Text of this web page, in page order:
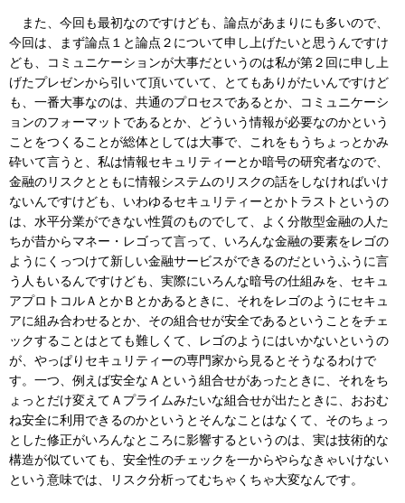
また、今回も最初なのですけども、論点があまりにも多いので、
今回は、まず論点１と論点２について申し上げたいと思うんですけ
ども、コミュニケーションが大事だというのは私が第２回に申し上
げたプレゼンから引いて頂いていて、とてもありがたいんですけど
も、一番大事なのは、共通のプロセスであるとか、コミュニケーシ
ョンのフォーマットであるとか、どういう情報が必要なのかという
ことをつくることが総体としては大事で、これをもうちょっとかみ
砕いて言うと、私は情報セキュリティーとか暗号の研究者なので、
金融のリスクとともに情報システムのリスクの話をしなければいけ
ないんですけども、いわゆるセキュリティーとかトラストというの
は、水平分業ができない性質のものでして、よく分散型金融の人た
ちが昔からマネー・レゴって言って、いろんな金融の要素をレゴの
ようにくっつけて新しい金融サービスができるのだというふうに言
う人もいるんですけども、実際にいろんな暗号の仕組みを、セキュ
アプロトコルＡとかＢとかあるときに、それをレゴのようにセキュ
アに組み合わせるとか、その組合せが安全であるということをチェ
ックすることはとても難しくて、レゴのようにはいかないというの
が、やっぱりセキュリティーの専門家から見るとそうなるわけで
す。一つ、例えば安全なＡという組合せがあったときに、それをち
ょっとだけ変えてＡプライムみたいな組合せが出たときに、おおむ
ね安全に利用できるのかというとそんなことはなくて、そのちょっ
とした修正がいろんなところに影響するというのは、実は技術的な
構造が似ていても、安全性のチェックを一からやらなきゃいけない
という意味では、リスク分析ってむちゃくちゃ大変なんです。